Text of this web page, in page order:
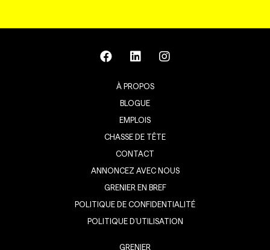
À PROPOS
BLOGUE
EMPLOIS
CHASSE DE TÊTE
CONTACT
ANNONCEZ AVEC NOUS
GRENIER EN BREF
POLITIQUE DE CONFIDENTIALITÉ
POLITIQUE D’UTILISATION
GRENIER